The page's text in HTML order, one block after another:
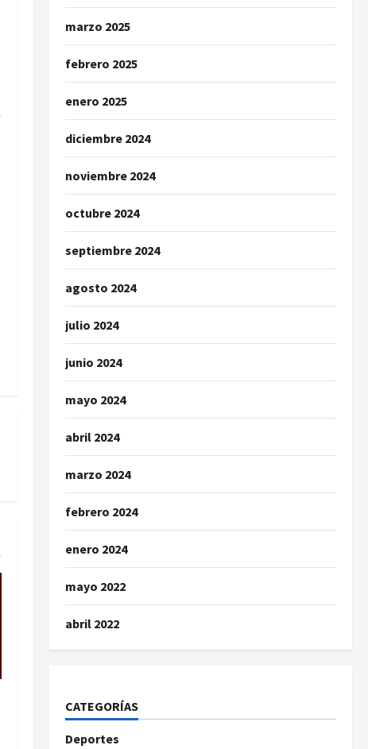
marzo 2025
febrero 2025
enero 2025
diciembre 2024
noviembre 2024
octubre 2024
septiembre 2024
agosto 2024
julio 2024
junio 2024
mayo 2024
abril 2024
marzo 2024
febrero 2024
enero 2024
mayo 2022
abril 2022
CATEGORÍAS
Deportes